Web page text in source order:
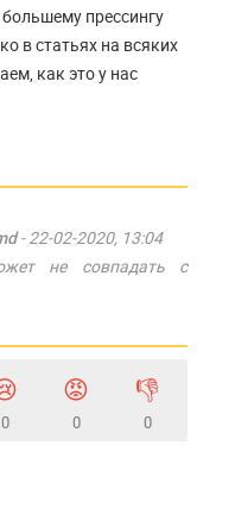
прессингу
в статьях на всяких
как это у нас
- 22-02-2020, 13:04
не совпадать с
0
😡
0
👎
0